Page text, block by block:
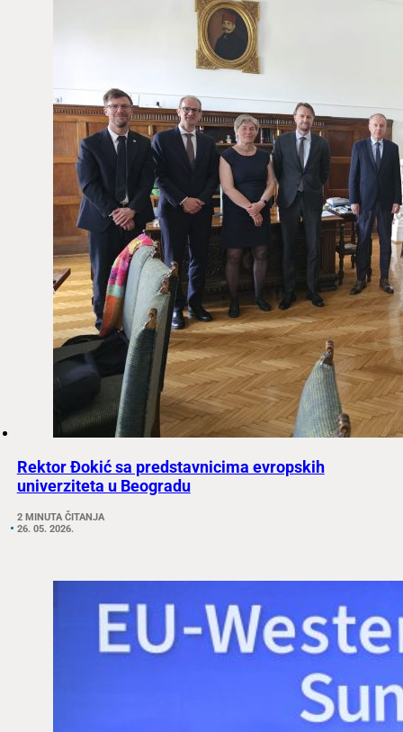
Rektor Đokić sa predstavnicima evropskih
univerziteta u Beogradu
2 MINUTA ČITANJA
26. 05. 2026.